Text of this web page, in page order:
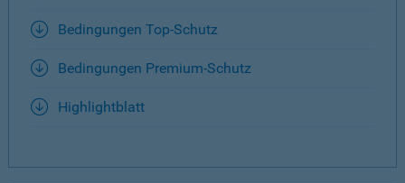
Bedingungen Top-Schutz
Bedingungen Premium-Schutz
Highlightblatt